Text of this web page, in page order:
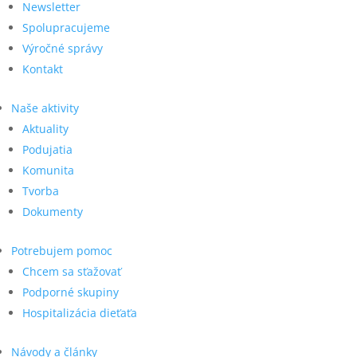
Newsletter
Spolupracujeme
Výročné správy
Kontakt
Naše aktivity
Aktuality
Podujatia
Komunita
Tvorba
Dokumenty
Potrebujem pomoc
Chcem sa sťažovať
Podporné skupiny
Hospitalizácia dieťaťa
Návody a články